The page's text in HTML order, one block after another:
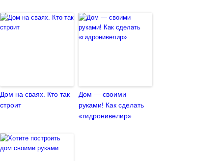
Дом на сваях. Кто так
строит
Дом — своими
руками! Как сделать
«гидронивелир»